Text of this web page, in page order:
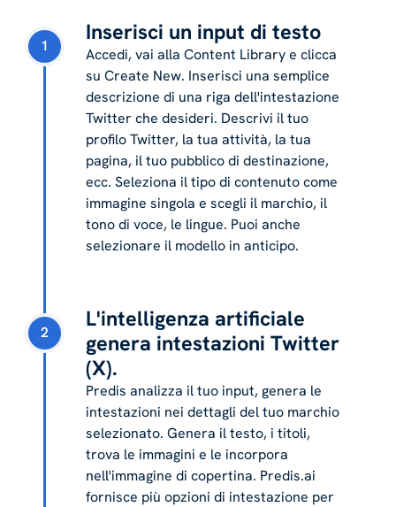
1
Inserisci un input di testo
Accedi, vai alla Content Library e clicca
su Create New. Inserisci una semplice
descrizione di una riga dell'intestazione
Twitter che desideri. Descrivi il tuo
profilo Twitter, la tua attività, la tua
pagina, il tuo pubblico di destinazione,
ecc. Seleziona il tipo di contenuto come
immagine singola e scegli il marchio, il
tono di voce, le lingue. Puoi anche
selezionare il modello in anticipo.
2
L'intelligenza artificiale
genera intestazioni Twitter
(X).
Predis analizza il tuo input, genera le
intestazioni nei dettagli del tuo marchio
selezionato. Genera il testo, i titoli,
trova le immagini e le incorpora
nell'immagine di copertina. Predis.ai
fornisce più opzioni di intestazione per